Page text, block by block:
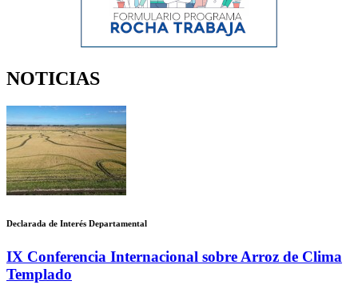
NOTICIAS
Declarada de Interés Departamental
IX Conferencia Internacional sobre Arroz de Clima
Templado